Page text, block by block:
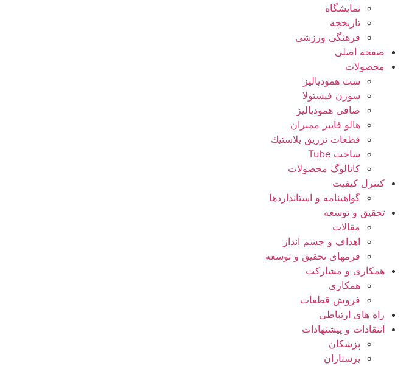
نمایشگاه
تاريخچه
فرهنگی ورزشی
صفحه اصلی
محصولات
ست همودیالیز
سوزن فیستولا
صافی همودیالیز
هالو فایبر ممبران
قطعات تزريق پلاستيك
ساخت Tube
کاتالوگ محصولات
کنترل کیفیت
گواهينامه و استانداردها
تحقيق و توسعه
مقالات
اهداف و چشم انداز
فرمهای تحقیق و توسعه
همکاری و مشارکت
همکاری
فروش قطعات
راه های ارتباطی
انتقادات و پيشنهادات
پزشكان
پرستاران